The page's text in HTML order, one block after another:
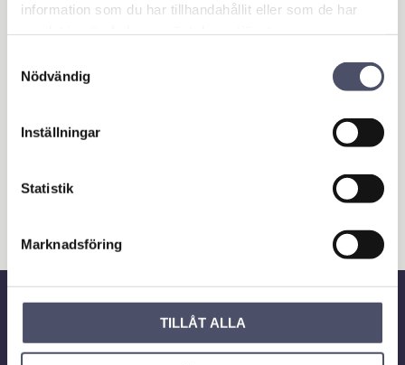
information som du har tillhandahållit eller som de har
Nödvändig
Inställningar
Statistik
Marknadsföring
TILLÅT ALLA
Verktygslådor
Entreprenadmaskin
ATV
Garage- & Fordonsutrustning
Hus & Hem
Gård & Grönyta
Nyhetsbrev